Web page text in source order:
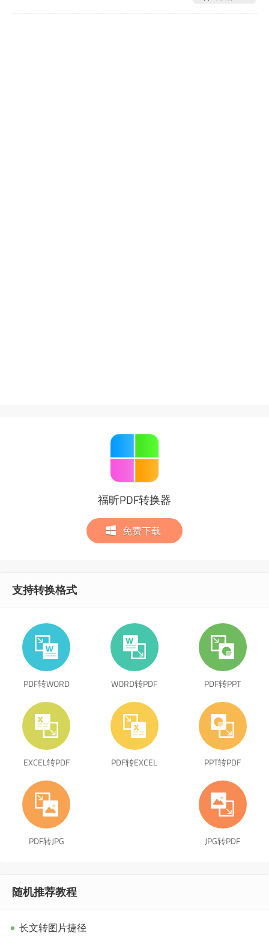
会遇到ppt转f的exe的问题，没有关系，今天小编教给大家的就是如
福昕PDF转换器
免费下载
支持转换格式
PDF转WORD WORD转PDF PDF转PPT
EXCEL转PDF PDF转EXCEL PPT转PDF
PDF转JPG JPG转PDF
随机推荐教程
长文转图片捷径